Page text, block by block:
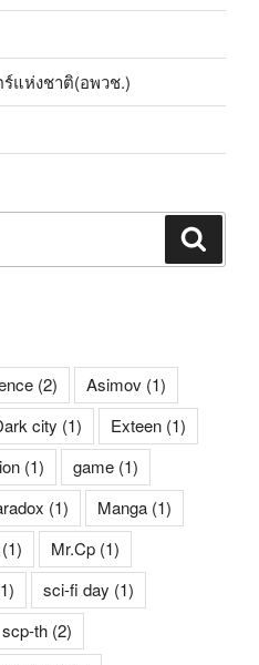
แห่งชาติ(อพวช.)
(2) Asimov (1)
city (1) Exteen (1)
(1) game (1)
(1) Manga (1)
(1) Mr.Cp (1)
sci-fi day (1)
scp-th (2)